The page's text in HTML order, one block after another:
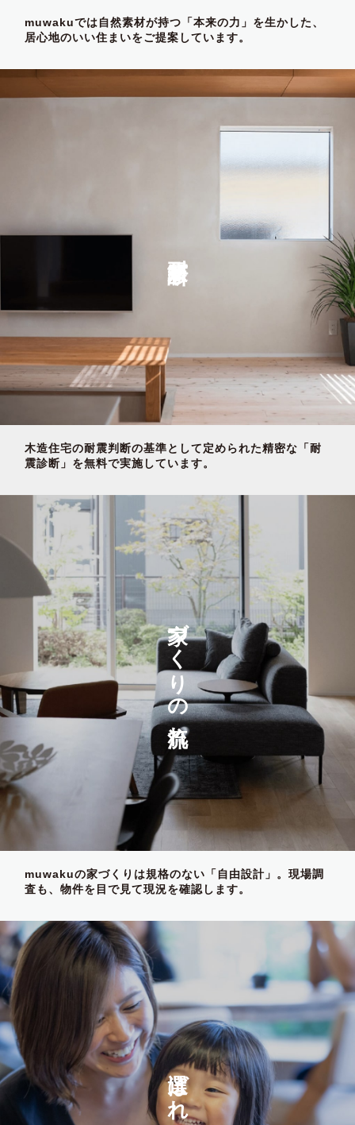
muwakuでは自然素材が持つ「本来の力」を生かした、
居心地のいい住まいをご提案しています。
木造住宅の耐震判断の基準として定められた精密な「耐
震診断」を無料で実施しています。
家づくりの流れ
muwakuの家づくりは規格のない「自由設計」。現場調
査も、物件を目で見て現況を確認します。
選ばれる理由